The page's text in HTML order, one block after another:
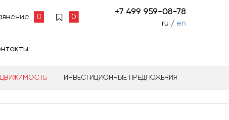
0 0
+7 499 959-08-78
ru / en
ИНВЕСТИЦИОННЫЕ ПРЕДЛОЖЕНИЯ